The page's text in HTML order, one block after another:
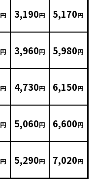
円 3,190円 5,170円
円 3,960円 5,980円
円 4,730円 6,150円
円 5,060円 6,600円
円 5,290円 7,020円